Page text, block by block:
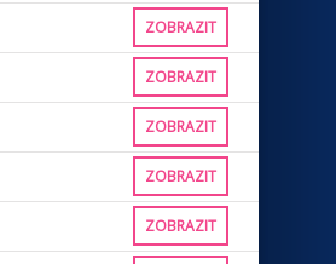
ZOBRAZIT
ZOBRAZIT
ZOBRAZIT
ZOBRAZIT
ZOBRAZIT